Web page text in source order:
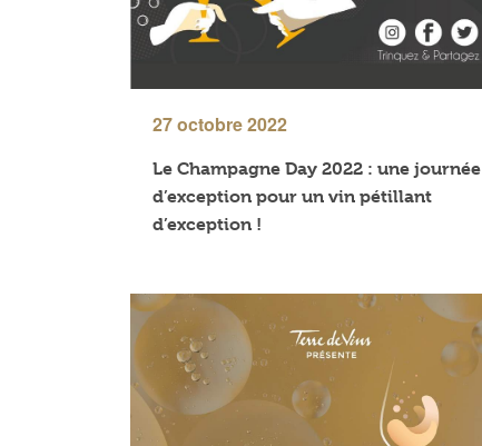
27 octobre 2022
Le Champagne Day 2022 : une journée
d’exception pour un vin pétillant
d’exception !